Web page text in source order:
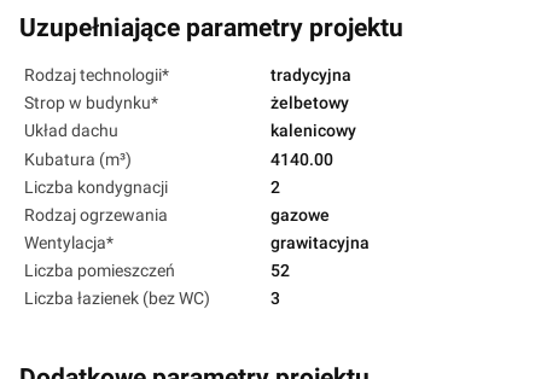
Uzupełniające parametry projektu
Rodzaj technologii*
tradycyjna
Strop w budynku*
żelbetowy
Układ dachu
kalenicowy
Kubatura (m³)
4140.00
Liczba kondygnacji
2
Rodzaj ogrzewania
gazowe
Wentylacja*
grawitacyjna
Liczba pomieszczeń
52
Liczba łazienek (bez WC)
3